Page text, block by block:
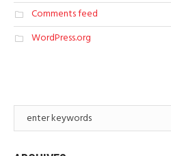
Comments feed
WordPress.org